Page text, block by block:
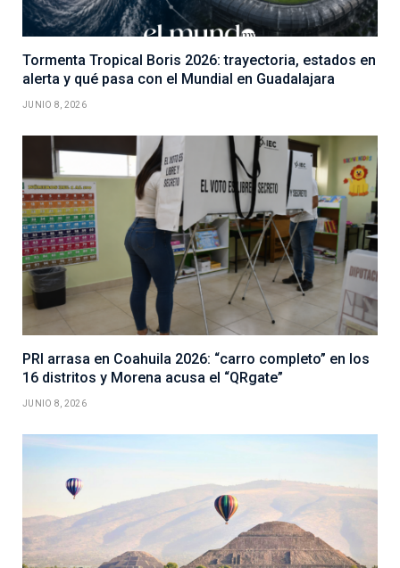
Tormenta Tropical Boris 2026: trayectoria, estados en
alerta y qué pasa con el Mundial en Guadalajara
JUNIO 8, 2026
PRI arrasa en Coahuila 2026: “carro completo” en los
16 distritos y Morena acusa el “QRgate”
JUNIO 8, 2026